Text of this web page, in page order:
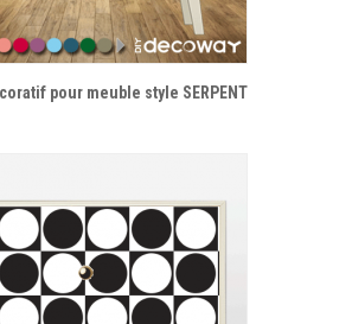
pour meuble style SERPENT